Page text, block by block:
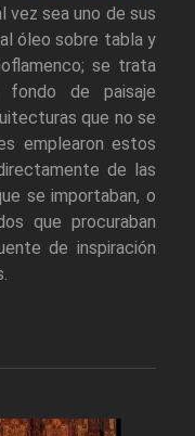
vez sea uno de sus
óleo sobre tabla y
se trata
de paisaje
que no se
emplearon estos
de las
se importaban, o
que procuraban
de inspiración